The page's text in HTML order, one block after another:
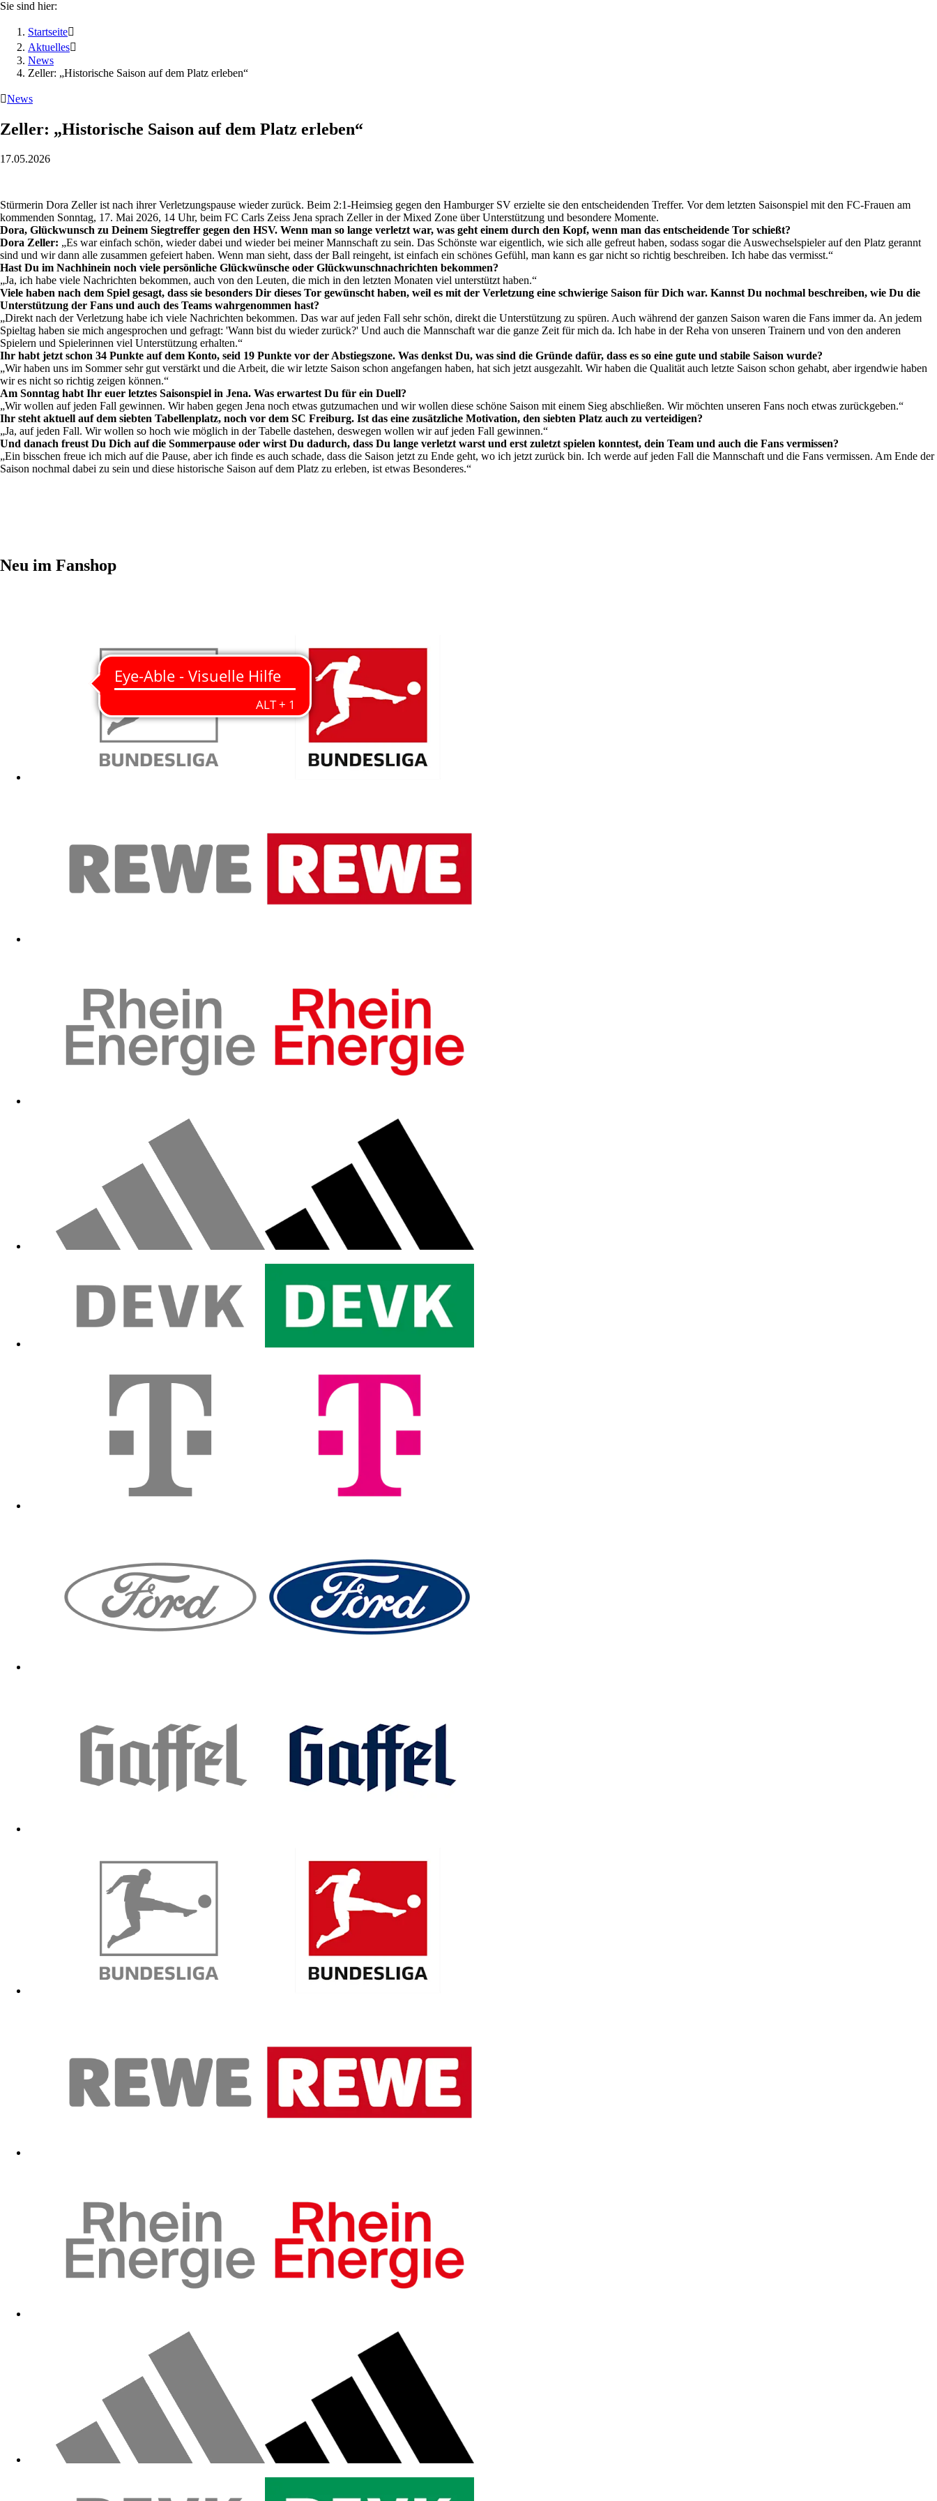
Sie sind hier:
Startseite
Aktuelles
News
Zeller: „Historische Saison auf dem Platz erleben“
News
Zeller: „Historische Saison auf dem Platz erleben“
17.05.2026
Stürmerin Dora Zeller ist nach ihrer Verletzungspause wieder zurück. Beim 2:1-Heimsieg gegen den Hamburger SV erzielte sie den entscheidenden Treffer. Vor dem letzten Saisonspiel mit den FC-Frauen am
kommenden Sonntag, 17. Mai 2026, 14 Uhr, beim FC Carls Zeiss Jena sprach Zeller in der Mixed Zone über Unterstützung und besondere Momente.
Dora, Glückwunsch zu Deinem Siegtreffer gegen den HSV. Wenn man so lange verletzt war, was geht einem durch den Kopf, wenn man das entscheidende Tor schießt?
Dora Zeller: „Es war einfach schön, wieder dabei und wieder bei meiner Mannschaft zu sein. Das Schönste war eigentlich, wie sich alle gefreut haben, sodass sogar die Auswechselspieler auf den Platz gerannt
sind und wir dann alle zusammen gefeiert haben. Wenn man sieht, dass der Ball reingeht, ist einfach ein schönes Gefühl, man kann es gar nicht so richtig beschreiben. Ich habe das vermisst.“
Hast Du im Nachhinein noch viele persönliche Glückwünsche oder Glückwunschnachrichten bekommen?
„Ja, ich habe viele Nachrichten bekommen, auch von den Leuten, die mich in den letzten Monaten viel unterstützt haben.“
Viele haben nach dem Spiel gesagt, dass sie besonders Dir dieses Tor gewünscht haben, weil es mit der Verletzung eine schwierige Saison für Dich war. Kannst Du nochmal beschreiben, wie Du die
Unterstützung der Fans und auch des Teams wahrgenommen hast?
„Direkt nach der Verletzung habe ich viele Nachrichten bekommen. Das war auf jeden Fall sehr schön, direkt die Unterstützung zu spüren. Auch während der ganzen Saison waren die Fans immer da. An jedem
Spieltag haben sie mich angesprochen und gefragt: 'Wann bist du wieder zurück?' Und auch die Mannschaft war die ganze Zeit für mich da. Ich habe in der Reha von unseren Trainern und von den anderen
Spielern und Spielerinnen viel Unterstützung erhalten.“
Ihr habt jetzt schon 34 Punkte auf dem Konto, seid 19 Punkte vor der Abstiegszone. Was denkst Du, was sind die Gründe dafür, dass es so eine gute und stabile Saison wurde?
„Wir haben uns im Sommer sehr gut verstärkt und die Arbeit, die wir letzte Saison schon angefangen haben, hat sich jetzt ausgezahlt. Wir haben die Qualität auch letzte Saison schon gehabt, aber irgendwie haben
wir es nicht so richtig zeigen können.“
Am Sonntag habt Ihr euer letztes Saisonspiel in Jena. Was erwartest Du für ein Duell?
„Wir wollen auf jeden Fall gewinnen. Wir haben gegen Jena noch etwas gutzumachen und wir wollen diese schöne Saison mit einem Sieg abschließen. Wir möchten unseren Fans noch etwas zurückgeben.“
Ihr steht aktuell auf dem siebten Tabellenplatz, noch vor dem SC Freiburg. Ist das eine zusätzliche Motivation, den siebten Platz auch zu verteidigen?
„Ja, auf jeden Fall. Wir wollen so hoch wie möglich in der Tabelle dastehen, deswegen wollen wir auf jeden Fall gewinnen.“
Und danach freust Du Dich auf die Sommerpause oder wirst Du dadurch, dass Du lange verletzt warst und erst zuletzt spielen konntest, dein Team und auch die Fans vermissen?
„Ein bisschen freue ich mich auf die Pause, aber ich finde es auch schade, dass die Saison jetzt zu Ende geht, wo ich jetzt zurück bin. Ich werde auf jeden Fall die Mannschaft und die Fans vermissen. Am Ende der
Saison nochmal dabei zu sein und diese historische Saison auf dem Platz zu erleben, ist etwas Besonderes.“
Neu im Fanshop